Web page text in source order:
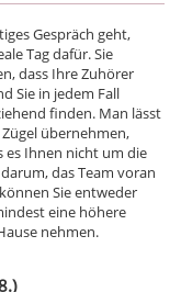
Gespräch geht,
Tag dafür. Sie
dass Ihre Zuhörer
Sie in jedem Fall
finden. Man lässt
übernehmen,
es Ihnen nicht um die
das Team voran
Sie entweder
eine höhere
nehmen.